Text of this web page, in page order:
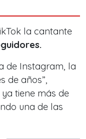
la cantante
de Instagram, la
de años”,
tiene más de
una de las